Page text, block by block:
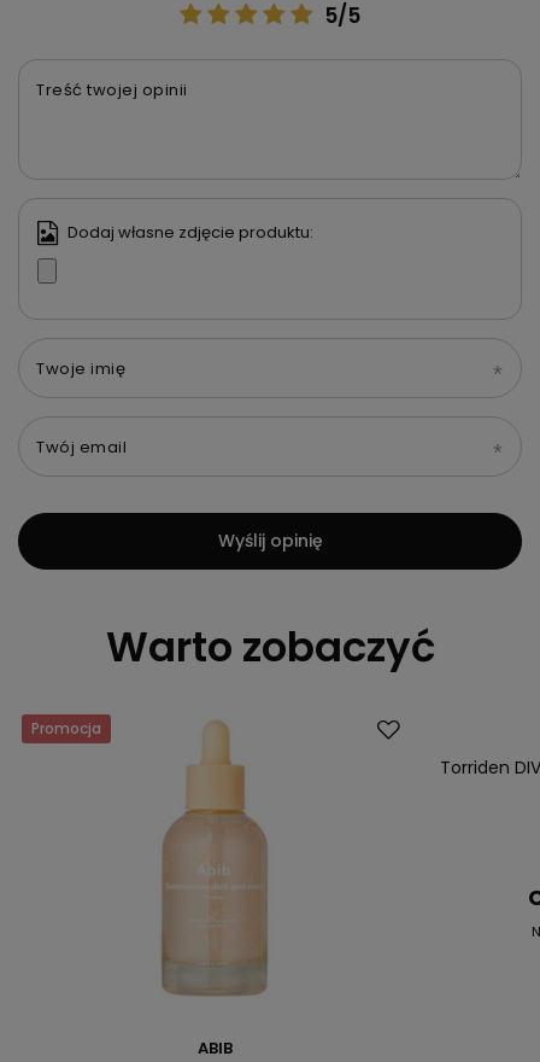
5/5
Treść twojej opinii
Dodaj własne zdjęcie produktu:
Twoje imię
Twój email
Wyślij opinię
Warto zobaczyć
Promocja
ABIB
Torriden